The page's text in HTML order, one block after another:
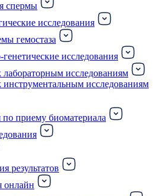
спермы
исследования
гемостаза
исследования
лабораторным исследованиям
инструментальным исследованиям
приему биоматериала
результатов
онлайн